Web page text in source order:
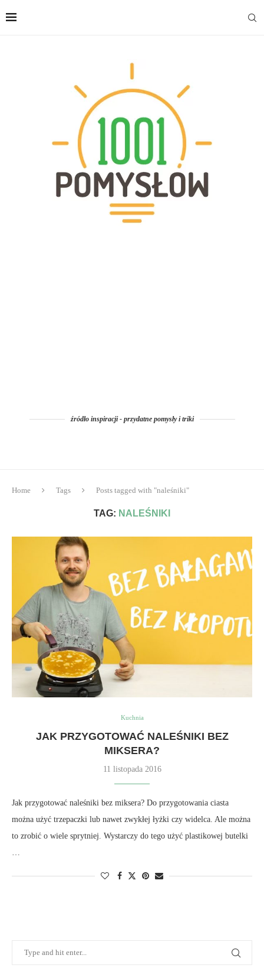
źródło inspiracji - przydatne pomysły i triki
Home Tags Posts tagged with "naleśniki"
TAG: NALEŚNIKI
Kuchnia
JAK PRZYGOTOWAĆ NALEŚNIKI BEZ
MIKSERA?
11 listopada 2016
Jak przygotować naleśniki bez miksera? Do przygotowania ciasta
można użyć trzepaczki lub nawet zwykłej łyżki czy widelca. Ale można
to zrobić o wiele sprytniej. Wystarczy do tego użyć plastikowej butelki
…